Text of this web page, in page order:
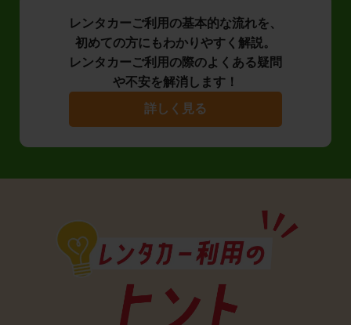
レンタカーご利用の基本的な流れを、
初めての方にもわかりやすく解説。
レンタカーご利用の際のよくある疑問
や不安を解消します！
詳しく見る